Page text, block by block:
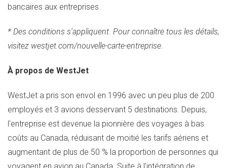
bancaires aux entreprises.
* Des conditions s'appliquent. Pour connaître tous les détails,
visitez westjet.com/nouvelle-carte-entreprise.
À propos de WestJet
WestJet a pris son envol en 1996 avec un peu plus de 200
employés et 3 avions desservant 5 destinations. Depuis,
l'entreprise est devenue la pionnière des voyages à bas
coûts au Canada, réduisant de moitié les tarifs aériens et
augmentant de plus de 50 % la proportion de personnes qui
voyagent en avion au Canada . Suite à l'intégration de